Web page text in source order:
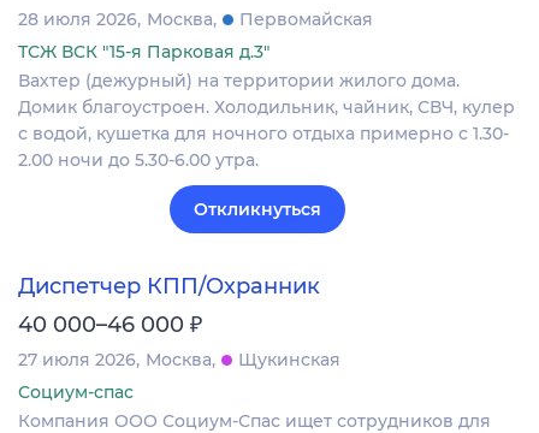
28 июля 2026 Москва
Первомайская
ТСЖ ВСК "15-я Парковая д.3"
Вахтер (дежурный) на территории жилого дома.
Домик благоустроен. Холодильник, чайник, СВЧ, кулер
с водой, кушетка для ночного отдыха примерно с 1.30-
2.00 ночи до 5.30-6.00 утра.
Откликнуться
Диспетчер КПП/Охранник
40 000–46 000 ₽
27 июля 2026 Москва
Щукинская
Социум-спас
Компания ООО Социум-Спас ищет сотрудников для